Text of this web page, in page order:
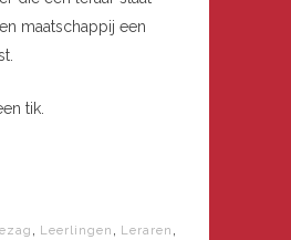
maatschappij een
tik.
Leerlingen Leraren